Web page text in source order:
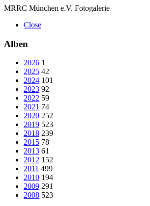
MRRC München e.V. Fotogalerie
Close
Alben
2026 1
2025 42
2024 101
2023 92
2022 59
2021 74
2020 252
2019 523
2018 239
2015 78
2013 61
2012 152
2011 499
2010 194
2009 291
2008 523